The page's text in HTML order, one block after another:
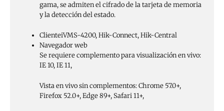
gama, se admiten el cifrado de la tarjeta de memoria
y la detección del estado.
ClienteiVMS-4200, Hik-Connect, Hik-Central
Navegador web
Se requiere complemento para visualización en vivo:
IE 10, IE 11,
Vista en vivo sin complementos: Chrome 57.0+,
Firefox 52.0+, Edge 89+, Safari 11+,